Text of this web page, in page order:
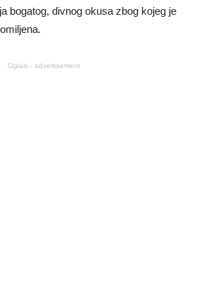
bogatog, divnog okusa zbog kojeg je
Oglasi - advertisement